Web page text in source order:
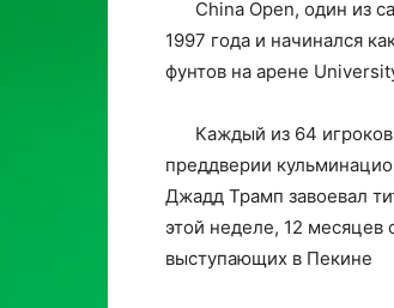
China Open, один из
1997 года и начинался
фунтов на арене
Каждый из 64
преддверии
Джадд Трамп завоевал
этой неделе, 12 месяцев
выступающих в Пекине